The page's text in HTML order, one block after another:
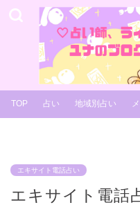
TOP 占い 地域別占い
エキサイト電話占い
エキサイト電話